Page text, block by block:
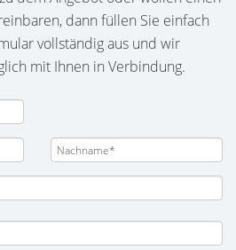
dann füllen Sie einfach
vollständig aus und wir
mit Ihnen in Verbindung.